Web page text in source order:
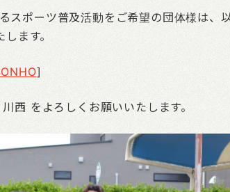
スポーツ普及活動をご希望の団体様は、
ます。
]
西 をよろしくお願いいたします。